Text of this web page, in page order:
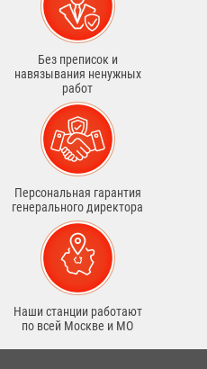
Без преписок и
навязывания ненужных
работ
Персональная гарантия
генерального директора
Наши станции работают
по всей Москве и МО